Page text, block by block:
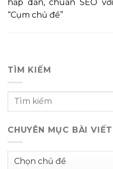
hấp dẫn, chuẩn SEO với
“Cụm chủ đề”
TÌM KIẾM
CHUYÊN MỤC BÀI VIẾT
Chuyên